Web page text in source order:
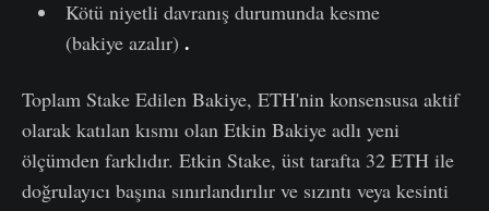
Kötü niyetli davranış durumunda kesme
(bakiye azalır) .
Toplam Stake Edilen Bakiye, ETH'nin konsensusa aktif
olarak katılan kısmı olan Etkin Bakiye adlı yeni
ölçümden farklıdır. Etkin Stake, üst tarafta 32 ETH ile
doğrulayıcı başına sınırlandırılır ve sızıntı veya kesinti